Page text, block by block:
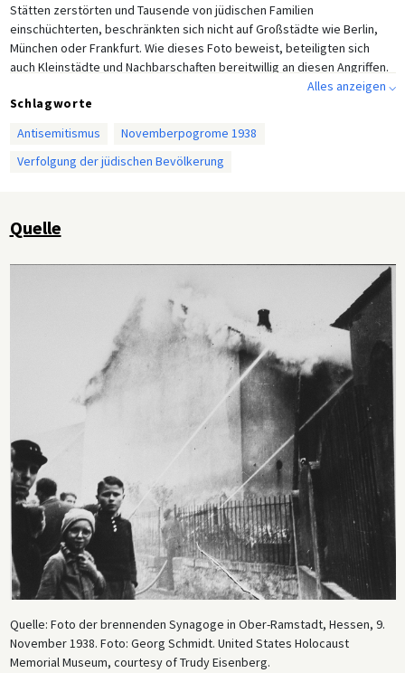
Stätten zerstörten und Tausende von jüdischen Familien
einschüchterten, beschränkten sich nicht auf Großstädte wie Berlin,
München oder Frankfurt. Wie dieses Foto beweist, beteiligten sich
auch Kleinstädte und Nachbarschaften bereitwillig an diesen Angriffen.
Alles anzeigen ⌵
Schlagworte
Antisemitismus
Novemberpogrome 1938
Verfolgung der jüdischen Bevölkerung
Quelle
Quelle: Foto der brennenden Synagoge in Ober-Ramstadt, Hessen, 9.
November 1938. Foto: Georg Schmidt. United States Holocaust
Memorial Museum, courtesy of Trudy Eisenberg.